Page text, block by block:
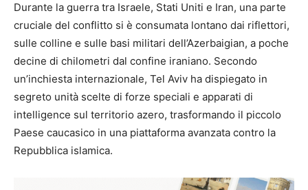
Durante la guerra tra Israele, Stati Uniti e Iran, una parte
cruciale del conflitto si è consumata lontano dai riflettori,
sulle colline e sulle basi militari dell’Azerbaigian, a poche
decine di chilometri dal confine iraniano. Secondo
un’inchiesta internazionale, Tel Aviv ha dispiegato in
segreto unità scelte di forze speciali e apparati di
intelligence sul territorio azero, trasformando il piccolo
Paese caucasico in una piattaforma avanzata contro la
Repubblica islamica.